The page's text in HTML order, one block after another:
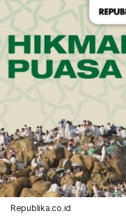
Republika.co.id